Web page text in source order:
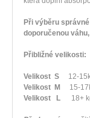
Při výběru
doporučenou
Přibližné velikosti:
Velikost S 12-
Velikost M
15-
Velikost L 18+